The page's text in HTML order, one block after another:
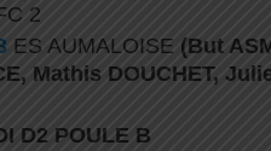
2
ES AUMALOISE (But
Mathis DOUCHET,
D2 POULE B